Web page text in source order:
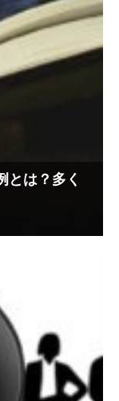
とは？多く